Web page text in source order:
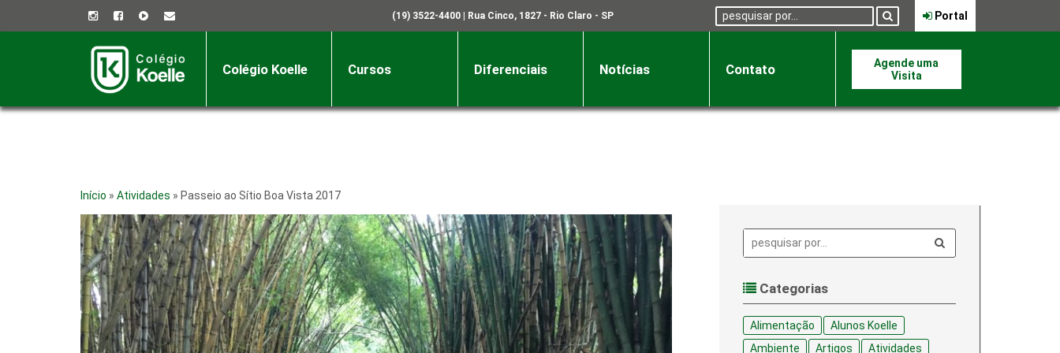
(19) 3522-4400 | Rua Cinco, 1827 - Rio Claro - SP Pesquisa: Portal
Colégio Koelle Cursos Diferenciais Notícias Contato
Agende uma
Visita
Início » Atividades » Passeio ao Sítio Boa Vista 2017
Pesquisa:
Categorias
Alimentação
Alunos Koelle
Ambiente
Artigos Atividades